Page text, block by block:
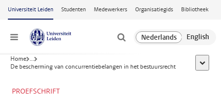
Ga naar hoofdinhoud
Universiteit Leiden Studenten Medewerkers Organisatiegids Bibliotheek
Menu
Home ...
De bescherming van concurrentiebelangen in het bestuursrecht
toon
PROEFSCHRIFT